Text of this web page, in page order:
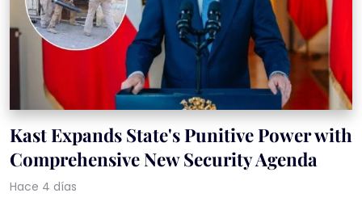
Kast Expands State's Punitive Power with
Comprehensive New Security Agenda
Hace 4 días